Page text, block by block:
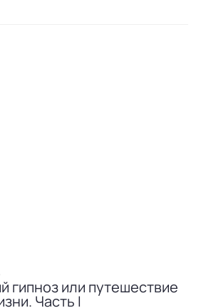
гипноз или путешествие
Часть I